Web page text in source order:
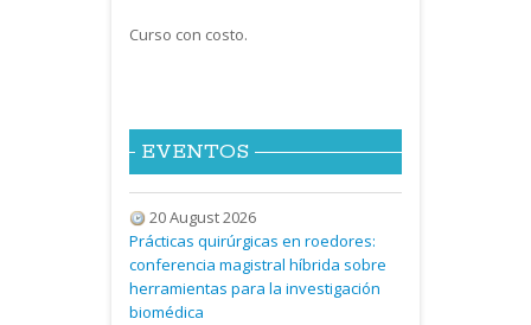
Curso con costo.
EVENTOS
20 August 2026
Prácticas quirúrgicas en roedores:
conferencia magistral híbrida sobre
herramientas para la investigación
biomédica